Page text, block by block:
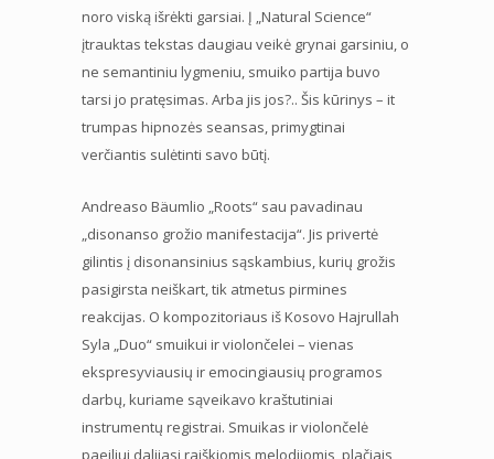
noro viską išrėkti garsiai. Į „Natural Science“
įtrauktas tekstas daugiau veikė grynai garsiniu, o
ne semantiniu lygmeniu, smuiko partija buvo
tarsi jo pratęsimas. Arba jis jos?.. Šis kūrinys – it
trumpas hipnozės seansas, primygtinai
verčiantis sulėtinti savo būtį.
Andreaso Bäumlio „Roots“ sau pavadinau
„disonanso grožio manifestacija“. Jis privertė
gilintis į disonansinius sąskambius, kurių grožis
pasigirsta neiškart, tik atmetus pirmines
reakcijas. O kompozitoriaus iš Kosovo Hajrullah
Syla „Duo“ smuikui ir violončelei – vienas
ekspresyviausių ir emocingiausių programos
darbų, kuriame sąveikavo kraštutiniai
instrumentų registrai. Smuikas ir violončelė
paeiliui dalijasi raiškiomis melodijomis, plačiais